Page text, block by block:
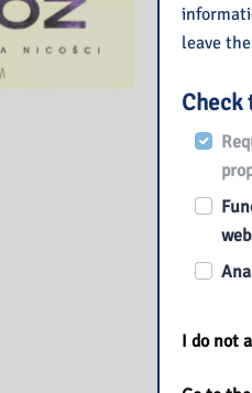
SPOZA
KTÓRZY
Książkę
leave
Check
I do not